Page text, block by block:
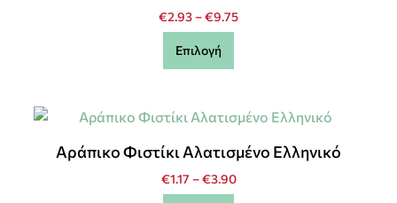
€2.93–€9.75
Επιλογή
Αράπικο Φιστίκι Αλατισμένο Ελληνικό
€1.17 – €3.90